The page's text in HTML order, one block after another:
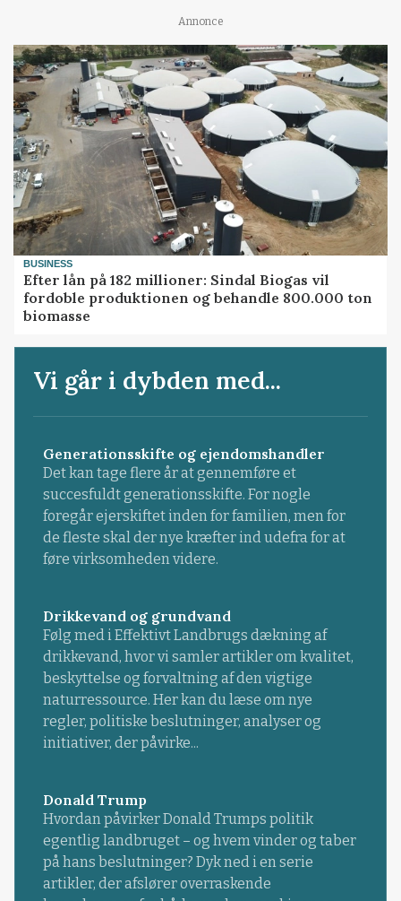
Annonce
BUSINESS
Efter lån på 182 millioner: Sindal Biogas vil
fordoble produktionen og behandle 800.000 ton
biomasse
Vi går i dybden med...
Generationsskifte og ejendomshandler
Det kan tage flere år at gennemføre et
succesfuldt generationsskifte. For nogle
foregår ejerskiftet inden for familien, men for
de fleste skal der nye kræfter ind udefra for at
føre virksomheden videre.
Drikkevand og grundvand
Følg med i Effektivt Landbrugs dækning af
drikkevand, hvor vi samler artikler om kvalitet,
beskyttelse og forvaltning af den vigtige
naturressource. Her kan du læse om nye
regler, politiske beslutninger, analyser og
initiativer, der påvirke...
Donald Trump
Hvordan påvirker Donald Trumps politik
egentlig landbruget – og hvem vinder og taber
på hans beslutninger? Dyk ned i en serie
artikler, der afslører overraskende